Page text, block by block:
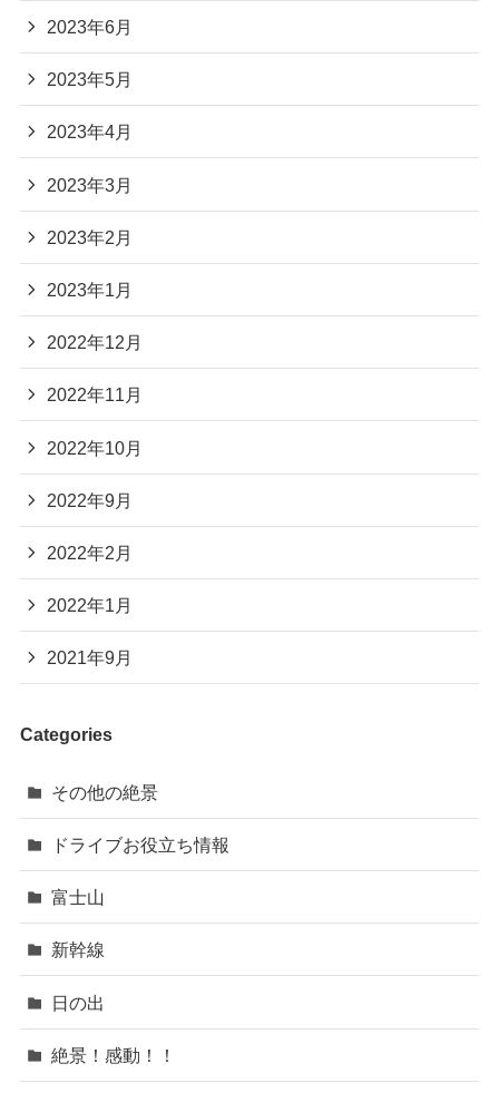
2023年6月
2023年5月
2023年4月
2023年3月
2023年2月
2023年1月
2022年12月
2022年11月
2022年10月
2022年9月
2022年2月
2022年1月
2021年9月
Categories
その他の絶景
ドライブお役立ち情報
富士山
新幹線
日の出
絶景！感動！！